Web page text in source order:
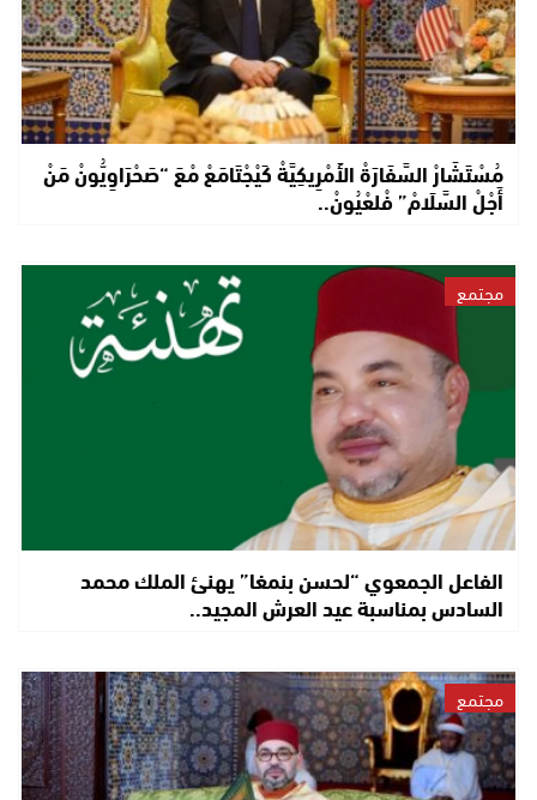
مُسْتَشَارْ السَّفَارَةْ الأَمْرِيكِيَّةْ كَيْجْتَامَعْ مْعَ “صَحْرَاوِيُّونْ مَنْ
أَجْلْ السَّلَامْ” فْلعْيُونْ..
مجتمع
الفاعل الجمعوي “لحسن بنمغا” يهنئ الملك محمد
السادس بمناسبة عيد العرش المجيد..
مجتمع